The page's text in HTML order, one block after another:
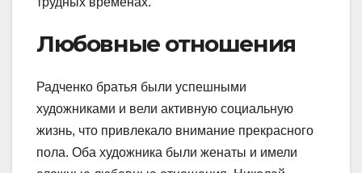
Любовные отношения
Радченко братья были успешными
художниками и вели активную социальную
жизнь, что привлекало внимание прекрасного
пола. Оба художника были женаты и имели